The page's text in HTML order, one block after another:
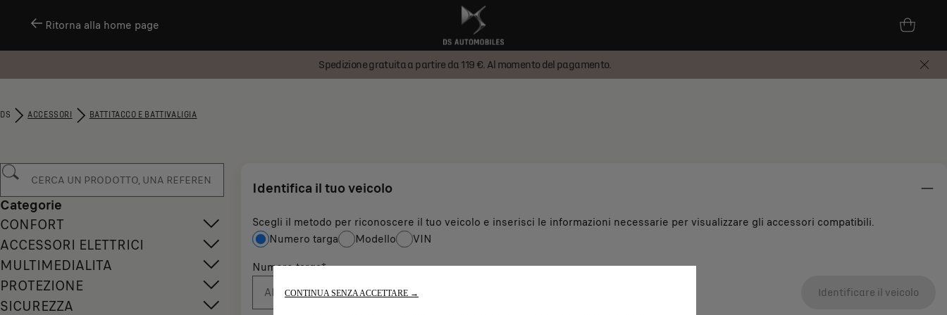
Ritorna alla home page
Spedizione gratuita a partire da 119 €. Al momento del pagamento.
DS ACCESSORI BATTITACCO E BATTIVALIGIA
Categorie
CONFORT
ACCESSORI ELETTRICI
MULTIMEDIALITA
PROTEZIONE
SICUREZZA
Identifica il tuo veicolo
Scegli il metodo per riconoscere il tuo veicolo e inserisci le informazioni necessarie per visualizzare gli accessori compatibili.
Numero targa
Modello
VIN
Numero targa*
Identificare il veicolo
CONTINUA SENZA ACCETTARE →